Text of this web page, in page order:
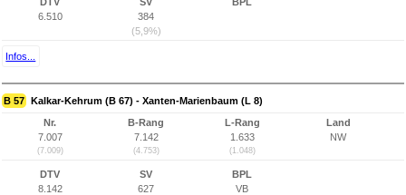
6.510
384
(5,9%)
Infos...
B 57 Kalkar-Kehrum (B 67) - Xanten-Marienbaum (L 8)
Nr.
7.007
(7.009)
B-Rang
7.142
(4.753)
L-Rang
1.633
(1.048)
Land
NW
DTV
8.142
SV
627
BPL
VB